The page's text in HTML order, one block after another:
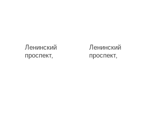
Ленинский
проспект,
Ленинский
проспект,